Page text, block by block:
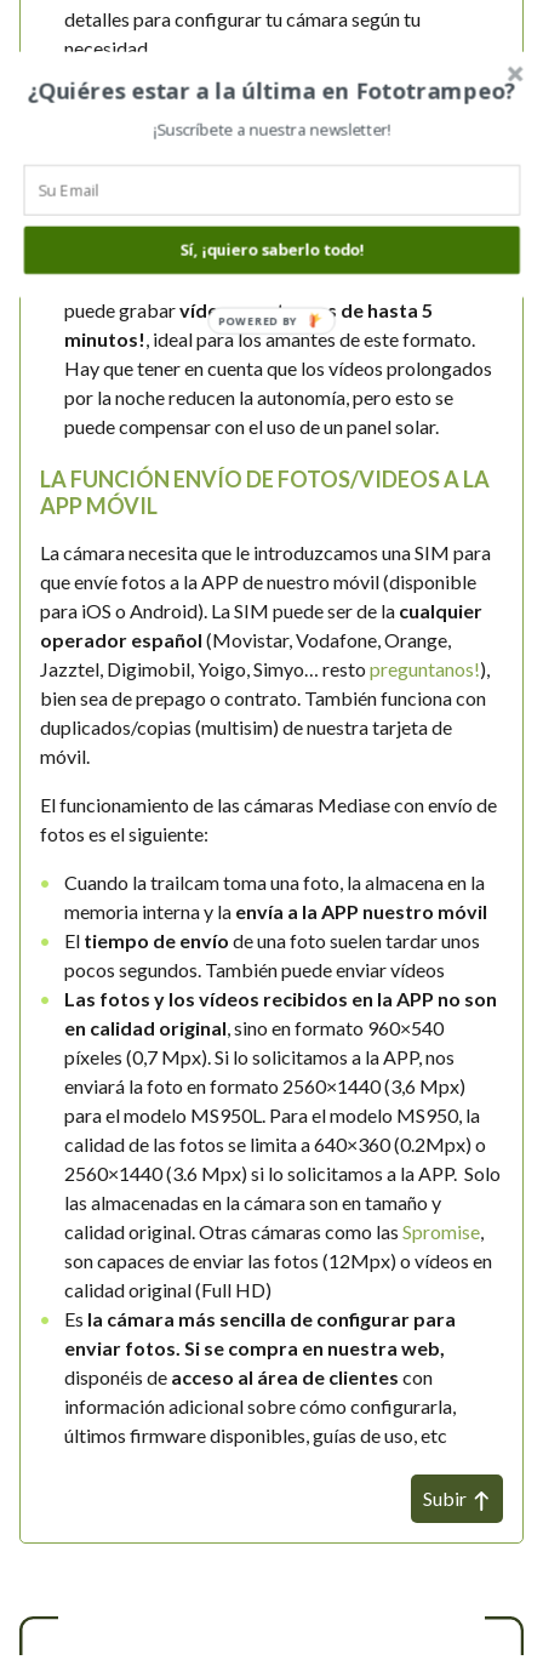
detalles para configurar tu cámara según tu
necesidad
Lente de 3 MP sin interpolar:
trailcams ofrecen resoluciones de 5, 8 o 14 MP, la
MS950 usa una lente de 3 MP. Esta elección equilibra
rapidez de disparo más calidad de imagen aceptable.
Para quienes deseen recibir imágenes de mayor
resolución, existen otros modelos como laMS410(8
BG636(12 MP) o laMG984
Capacidad de grabación nocturna:la cámara
puede grabarvídeos nocturnos de hasta 5
minutos! , ideal para los amantes de este formato.
Hay que tener en cuenta que los vídeos prolongados
por la noche reducen la autonomía, pero esto se
puede compensar con el uso de un panel solar.
LA FUNCIÓN ENVÍO DE FOTOS/VIDEOS A LA
APP MÓVIL
La cámara necesita que le introduzcamos una SIM para
que envíe fotos a la APP de nuestro móvil (disponible
para iOS o Android). La SIM puede ser de la cualquier
operador español (Movistar, Vodafone, Orange,
Jazztel, Digimobil, Yoigo, Simyo… resto preguntanos!),
bien sea de prepago o contrato. También funciona con
duplicados/copias (multisim) de nuestra tarjeta de
móvil.
El funcionamiento de las cámaras Mediase con envío de
fotos es el siguiente:
Cuando la trailcam toma una foto, la almacena en la
memoria interna y la envía a la APP nuestro móvil
El tiempo de envío de una foto suelen tardar unos
pocos segundos. También puede enviar vídeos
Las fotos y los vídeos recibidos en la APP no son
en calidad original , sino en formato 960×540
píxeles (0,7 Mpx). Si lo solicitamos a la APP, nos
enviará la foto en formato 2560×1440 (3,6 Mpx)
para el modelo MS950L. Para el modelo MS950, la
calidad de las fotos se limita a 640×360 (0.2Mpx) o
2560×1440 (3.6 Mpx) si lo solicitamos a la APP. Solo
las almacenadas en la cámara son en tamaño y
calidad original. Otras cámaras como las Spromise
son capaces de enviar las fotos (12Mpx) o vídeos en
calidad original (Full HD)
Es la cámara más sencilla de configurar para
enviar fotos. Si se compra en nuestra web,
disponéis de acceso al área de clientes con
información adicional sobre cómo configurarla,
últimos firmware disponibles, guías de uso, etc
Subir
¿Quiéres estar a la última en Fototrampeo?
¡Suscríbete a nuestra newsletter!
Sí, ¡quiero saberlo todo!
POWERED BY